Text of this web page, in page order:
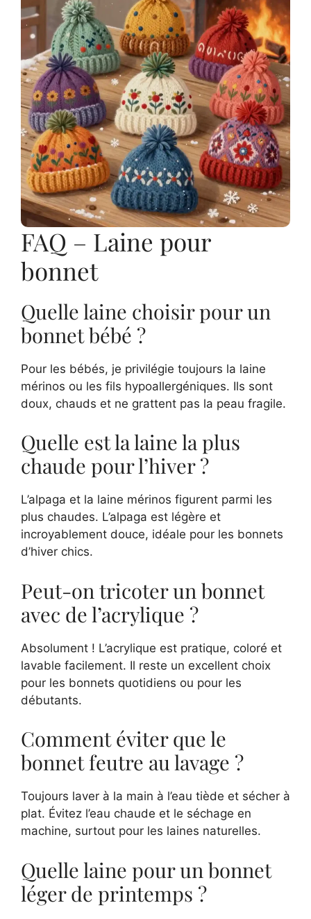
FAQ – Laine pour
bonnet
Quelle laine choisir pour un
bonnet bébé ?
Pour les bébés, je privilégie toujours la laine
mérinos ou les fils hypoallergéniques. Ils sont
doux, chauds et ne grattent pas la peau fragile.
Quelle est la laine la plus
chaude pour l’hiver ?
L’alpaga et la laine mérinos figurent parmi les
plus chaudes. L’alpaga est légère et
incroyablement douce, idéale pour les bonnets
d’hiver chics.
Peut-on tricoter un bonnet
avec de l’acrylique ?
Absolument ! L’acrylique est pratique, coloré et
lavable facilement. Il reste un excellent choix
pour les bonnets quotidiens ou pour les
débutants.
Comment éviter que le
bonnet feutre au lavage ?
Toujours laver à la main à l’eau tiède et sécher à
plat. Évitez l’eau chaude et le séchage en
machine, surtout pour les laines naturelles.
Quelle laine pour un bonnet
léger de printemps ?